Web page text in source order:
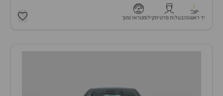
1
יד ראשונהבעלות פרטיתקילומטראז נמוך